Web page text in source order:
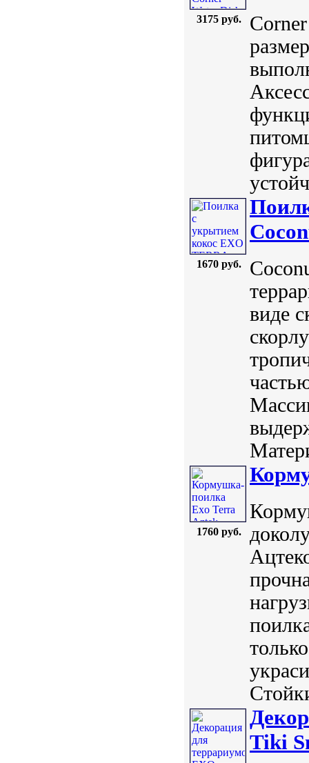
3175 руб.
1670 руб.
виде
1760 руб.
Tiki